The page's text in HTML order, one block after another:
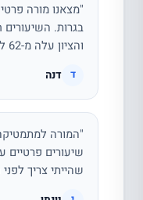
"מצאנו מורה
והציון עלה מ-62 ל-78."
ד דנה
"המורה
שיעורים פרטיים
שהייתי צריך